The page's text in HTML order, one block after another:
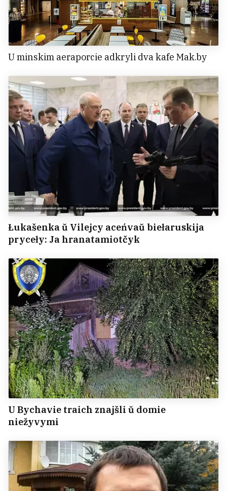
U minskim aeraporcie adkryli dva kafe Mak.by
Łukašenka ŭ Vilejcy aceńvaŭ biełaruskija
pryceły: Ja hranatamiotčyk
U Bychavie traich znajšli ŭ domie
niežyvymi